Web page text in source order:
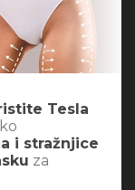
Tesla
i stražnjice
za